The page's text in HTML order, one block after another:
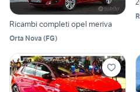
Ricambi completi opel meriva
Orta Nova (FG)